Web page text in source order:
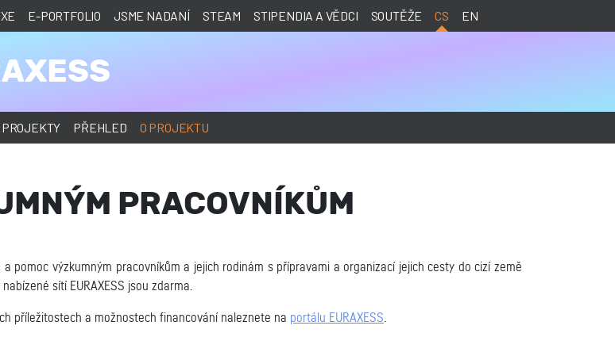
E-PORTFOLIO JSME NADANÍ STEAM STIPENDIA A VĚDCI SOUTĚŽE CS EN
PŘEHLED O PROJEKTU
PRACOVNÍKŮM
a pomoc výzkumným pracovníkům a jejich rodinám s přípravami a organizací jejich cesty do cizí země
sítí EURAXESS jsou zdarma.
příležitostech a možnostech financování naleznete na portálu EURAXESS